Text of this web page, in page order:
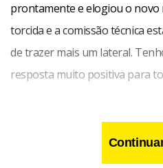
prontamente e elogiou o novo
torcida e a comissão técnica
de trazer mais um lateral.
resposta muito positiva para